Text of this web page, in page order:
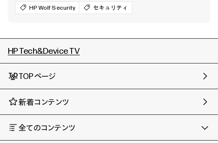
HP Wolf Security セキュリティ
HP Tech&Device TV
TOPページ
新着コンテンツ
全てのコンテンツ